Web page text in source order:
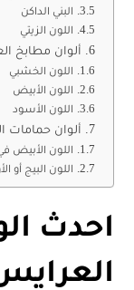
البني الداكن
اللون الزيتي
ألوان مطابخ
اللون الخشبي
اللون الأبيض
اللون الأسود
ألوان حمامات
اللون الأبيض
اللون البيج أو
احدث
العرايس